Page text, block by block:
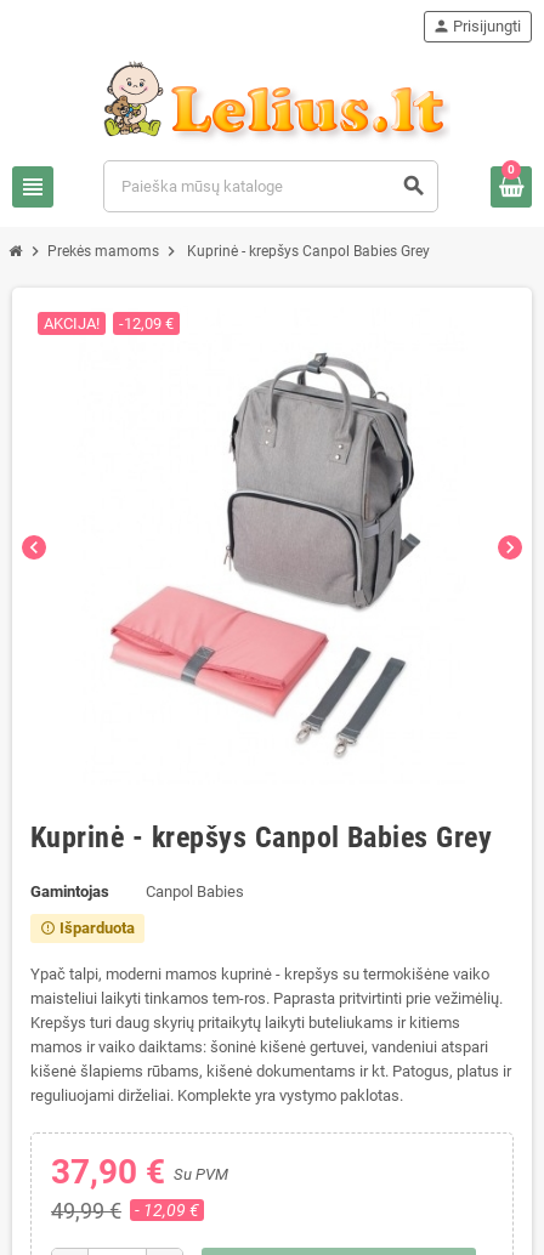
view_headline search
person Prisijungti
0
chevron_right Prekės mamoms chevron_right Kuprinė - krepšys Canpol Babies Grey
chevron_left chevron_right
AKCIJA! -12,09 €
Kuprinė - krepšys Canpol Babies Grey
Gamintojas Canpol Babies
error_outline Išparduota
Ypač talpi, moderni mamos kuprinė - krepšys su termokišėne vaiko
maisteliui laikyti tinkamos tem-ros. Paprasta pritvirtinti prie vežimėlių.
Krepšys turi daug skyrių pritaikytų laikyti buteliukams ir kitiems
mamos ir vaiko daiktams: šoninė kišenė gertuvei, vandeniui atspari
kišenė šlapiems rūbams, kišenė dokumentams ir kt. Patogus, platus ir
reguliuojami dirželiai. Komplekte yra vystymo paklotas.
37,90 € Su PVM
49,99 € - 12,09 €